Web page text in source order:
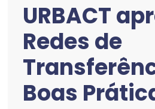
URBACT
Redes de
Boas